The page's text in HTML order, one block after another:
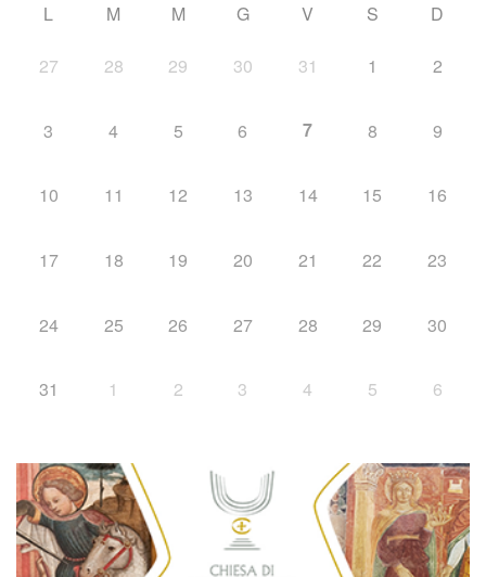
L M M G V S D
27 28 29 30 31 1 2
3 4 5 6 7 8 9
10 11 12 13 14 15 16
17 18 19 20 21 22 23
24 25 26 27 28 29 30
31 1 2 3 4 5 6